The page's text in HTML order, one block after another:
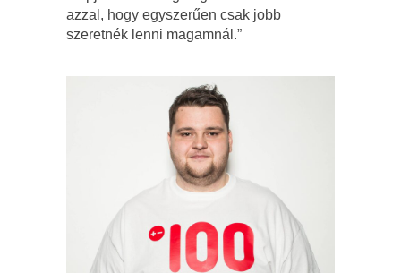
azzal, hogy egyszerűen csak jobb
szeretnék lenni magamnál.”